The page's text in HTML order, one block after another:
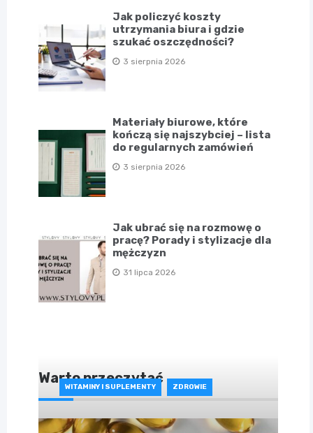
Jak policzyć koszty
utrzymania biura i gdzie
szukać oszczędności?
3 sierpnia 2026
Materiały biurowe, które
kończą się najszybciej – lista
do regularnych zamówień
3 sierpnia 2026
Jak ubrać się na rozmowę o
pracę? Porady i stylizacje dla
mężczyzn
31 lipca 2026
Warto przeczytać
WITAMINY I SUPLEMENTY ZDROWIE